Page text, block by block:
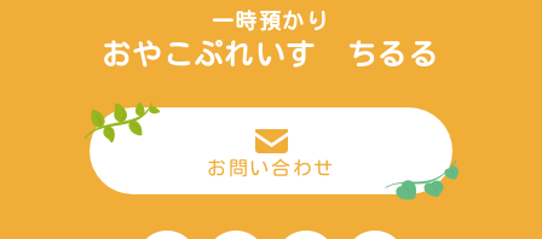
一時預かり
おやこぷれいす ちるる
お問い合わせ